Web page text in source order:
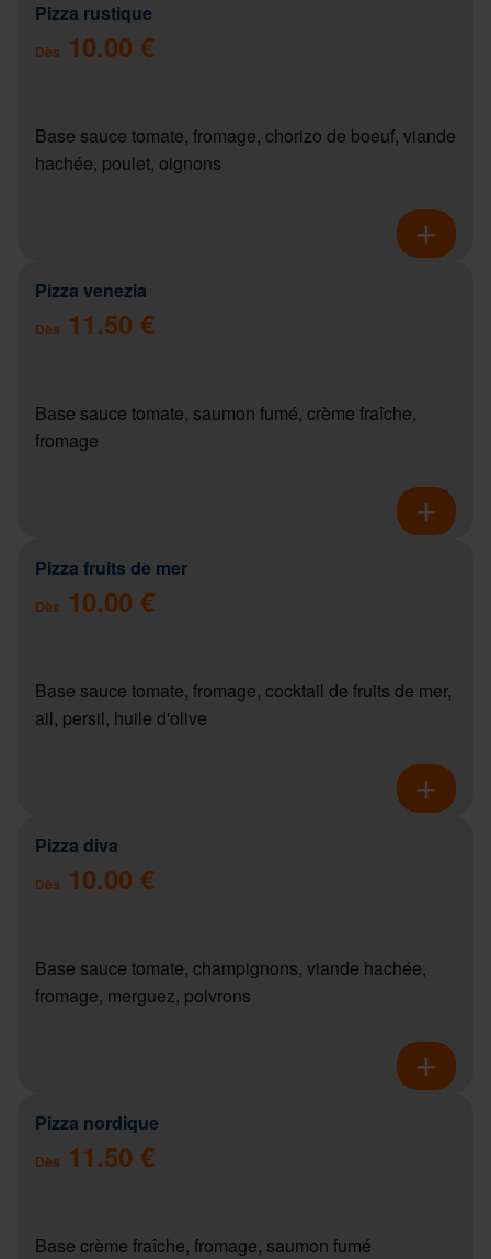
Pizza rustique
Dès 10.00 €
Base sauce tomate, fromage, chorizo de boeuf, viande
hachée, poulet, oignons
Pizza venezia
Dès 11.50 €
Base sauce tomate, saumon fumé, crème fraîche,
fromage
Pizza fruits de mer
Dès 10.00 €
Base sauce tomate, fromage, cocktail de fruits de mer,
ail, persil, huile d'olive
Pizza diva
Dès 10.00 €
Base sauce tomate, champignons, viande hachée,
fromage, merguez, poivrons
Pizza nordique
Dès 11.50 €
Base crème fraîche, fromage, saumon fumé